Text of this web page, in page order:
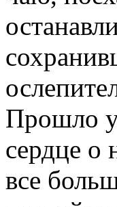
Прошло
сердце о
все